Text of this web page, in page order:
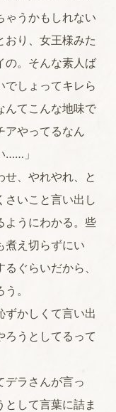
ゃうかもしれない
おり、女王様みた
の。そんな素人ば
でしょってキレら
んてこんな地味で
アやってるなん
……」
、やれやれ、と
さいこと言い出し
ようにわかる。些
煮え切らずにい
ぐらいだから、
。
ずかしくて言い出
ろうとしてるって
ラさんが言っ
して言葉に詰ま